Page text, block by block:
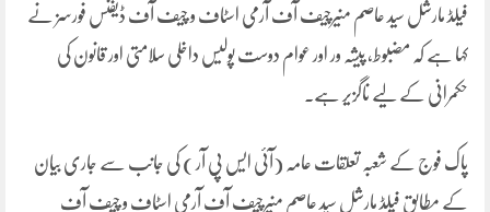
فیلڈ مارشل سید عاصم منیرچیف آف آرمی اسٹاف و چیف آف ڈیفنس فورسز نے
کہا ہے کہ مضبوط، پیشہ ور اور عوام دوست پولیس داخلی سلامتی اور قانون کی
حکمرانی کے لیے ناگزیر ہے۔
پاک فوج کے شعبہ تعلقات عامہ (آئی ایس پی آر ) کی جانب سے جاری بیان
کے مطابق فیلڈ مارشل سید عاصم منیرچیف آف آرمی اسٹاف و چیف آف